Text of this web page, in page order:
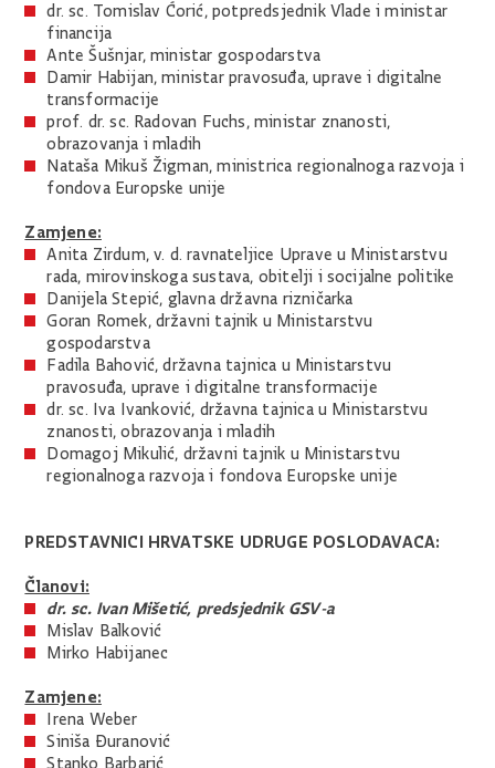
dr. sc. Tomislav Ćorić, potpredsjednik Vlade i ministar
financija
Ante Šušnjar, ministar gospodarstva
Damir Habijan, ministar pravosuđa, uprave i digitalne
transformacije
prof. dr. sc. Radovan Fuchs, ministar znanosti,
obrazovanja i mladih
Nataša Mikuš Žigman, ministrica regionalnoga razvoja i
fondova Europske unije
Zamjene:
Anita Zirdum, v. d. ravnateljice Uprave u Ministarstvu
rada, mirovinskoga sustava, obitelji i socijalne politike
Danijela Stepić, glavna državna rizničarka
Goran Romek, državni tajnik u Ministarstvu
gospodarstva
Fadila Bahović, državna tajnica u Ministarstvu
pravosuđa, uprave i digitalne transformacije
dr. sc. Iva Ivanković, državna tajnica u Ministarstvu
znanosti, obrazovanja i mladih
Domagoj Mikulić, državni tajnik u Ministarstvu
regionalnoga razvoja i fondova Europske unije
PREDSTAVNICI HRVATSKE UDRUGE POSLODAVACA:
Članovi:
dr. sc. Ivan Mišetić, predsjednik GSV-a
Mislav Balković
Mirko Habijanec
Zamjene:
Irena Weber
Siniša Đuranović
Stanko Barbarić